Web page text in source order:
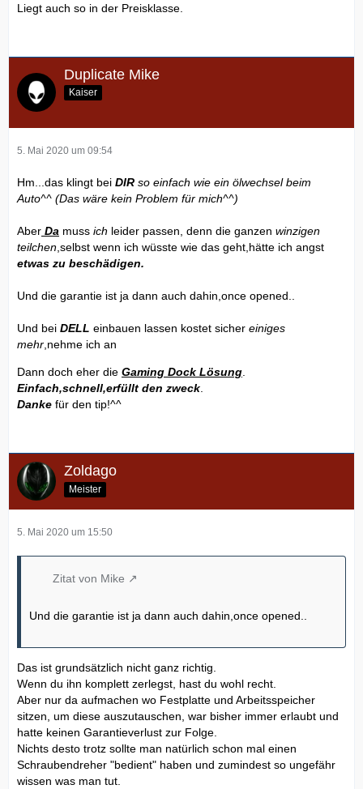
Liegt auch so in der Preisklasse.
Duplicate Mike
Kaiser
5. Mai 2020 um 09:54
Hm...das klingt bei DIR so einfach wie ein ölwechsel beim
Auto^^ (Das wäre kein Problem für mich^^)
Aber Da muss ich leider passen, denn die ganzen winzigen
teilchen,selbst wenn ich wüsste wie das geht,hätte ich angst
etwas zu beschädigen.
Und die garantie ist ja dann auch dahin,once opened..
Und bei DELL einbauen lassen kostet sicher einiges
mehr,nehme ich an
Dann doch eher die Gaming Dock Lösung.
Einfach,schnell,erfüllt den zweck.
Danke für den tip!^^
Zoldago
Meister
5. Mai 2020 um 15:50
Zitat von Mike
Und die garantie ist ja dann auch dahin,once opened..
Das ist grundsätzlich nicht ganz richtig.
Wenn du ihn komplett zerlegst, hast du wohl recht.
Aber nur da aufmachen wo Festplatte und Arbeitsspeicher
sitzen, um diese auszutauschen, war bisher immer erlaubt und
hatte keinen Garantieverlust zur Folge.
Nichts desto trotz sollte man natürlich schon mal einen
Schraubendreher "bedient" haben und zumindest so ungefähr
wissen was man tut.